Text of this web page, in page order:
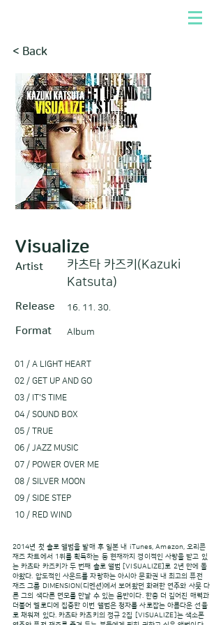
< Back
Visualize
Artist
카츠타 카즈키(Kazuki
Katsuta)
Release 16. 11. 30.
Format Album
01 / A LIGHT HEART
02 / GET UP AND GO
03 / IT'S TIME
04 / SOUND BOX
05 / TRUE
06 / JAZZ MUSIC
07 / POWER OVER ME
08 / SILVER MOON
09 / SIDE STEP
10 / RED WIND
2014년 첫 솔로 앨범을 발매 후 일본 내 iTunes, Amazon, 오리콘
재즈 차트에서 1위를 획득하는 등 현재까지 경이적인 사랑을 받고 있
는 카츠타 카즈키가 두 번째 솔로 앨범 [VISUALIZE]로 2년 만에 돌
아왔다. 압도적인 사운드를 자랑하는 아시아 문화권 내 최고의 퓨전
재즈 그룹 DIMENSION(디멘션)에서 보여왔던 화려한 연주와 사뭇 다
른 그의 색다른 면모를 만날 수 있는 음반이다. 한층 더 깊어진 매력과
더불어 멜로디에 집중한 이번 앨범은 청자를 사로잡는 아름다운 선율
로 채워져 있다. 카츠타 카츠키의 정규 2집 [VISUALIZE]는 색소폰